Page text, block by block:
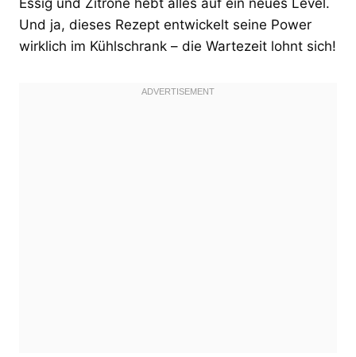
Und ja, dieses Rezept entwickelt seine Power
wirklich im Kühlschrank – die Wartezeit lohnt sich!